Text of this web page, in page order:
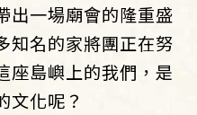
出一場廟會的隆重盛
知名的家將團正在努
座島嶼上的我們，是
文化呢？